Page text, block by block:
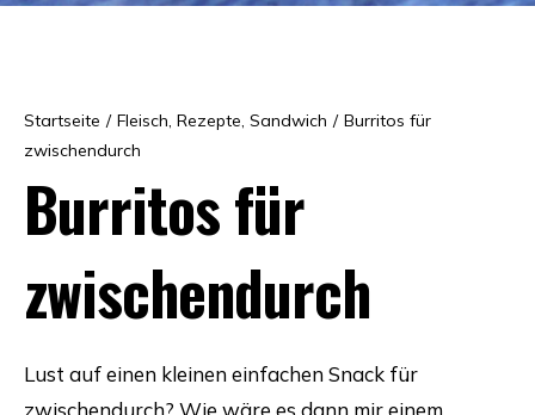
Startseite / Fleisch, Rezepte, Sandwich / Burritos für
zwischendurch
Burritos für
zwischendurch
Lust auf einen kleinen einfachen Snack für
zwischendurch? Wie wäre es dann mir einem